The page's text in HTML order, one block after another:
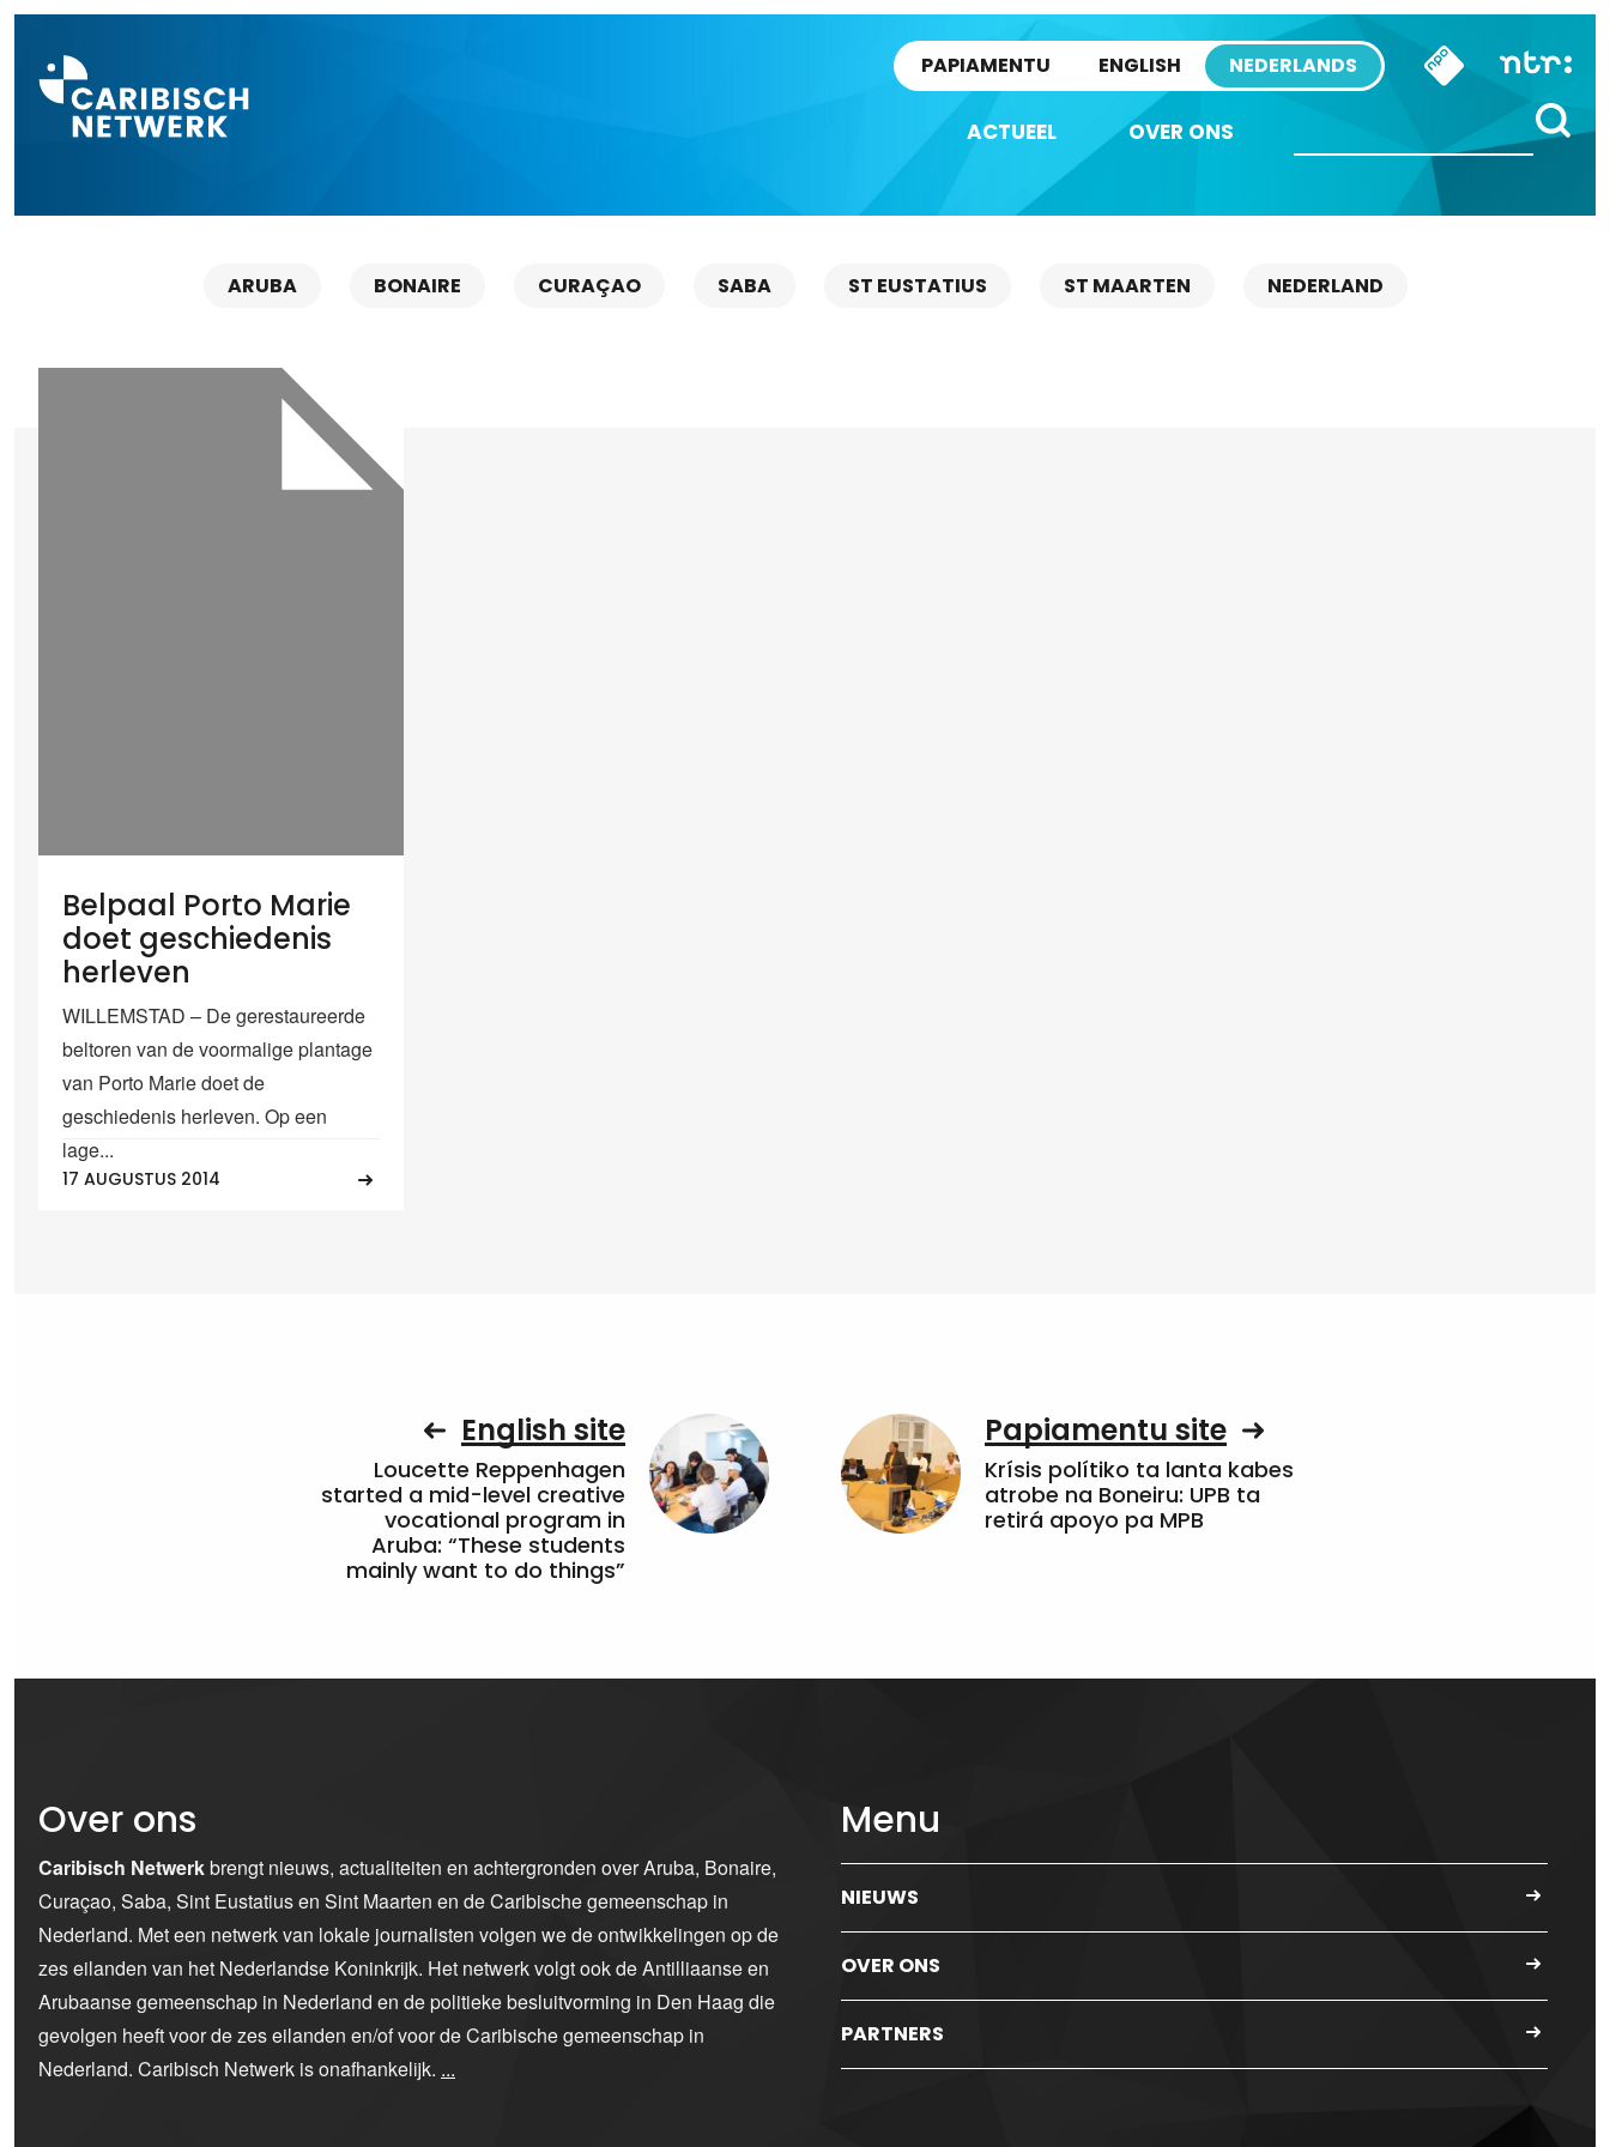
PAPIAMENTU ENGLISH NEDERLANDS
ACTUEEL OVER ONS
ARUBA BONAIRE CURAÇAO SABA ST EUSTATIUS ST MAARTEN NEDERLAND
Belpaal Porto Marie
doet geschiedenis
herleven
WILLEMSTAD – De gerestaureerde
beltoren van de voormalige plantage
van Porto Marie doet de
geschiedenis herleven. Op een
lage...
17 AUGUSTUS 2014
English site
Loucette Reppenhagen
started a mid-level creative
vocational program in
Aruba: “These students
mainly want to do things”
Papiamentu site
Krísis polítiko ta lanta kabes
atrobe na Boneiru: UPB ta
retirá apoyo pa MPB
Over ons
Caribisch Netwerkbrengt nieuws, actualiteiten en achtergronden over Aruba, Bonaire,
Curaçao, Saba, Sint Eustatius en Sint Maarten en de Caribische gemeenschap in
Nederland. Met een netwerk van lokale journalisten volgen we de ontwikkelingen op de
zes eilanden van het Nederlandse Koninkrijk. Het netwerk volgt ook de Antilliaanse en
Arubaanse gemeenschap in Nederland en de politieke besluitvorming in Den Haag die
gevolgen heeft voor de zes eilanden en/of voor de Caribische gemeenschap in
Nederland. Caribisch Netwerk is onafhankelijk. ...
Menu
NIEUWS
OVER ONS
PARTNERS